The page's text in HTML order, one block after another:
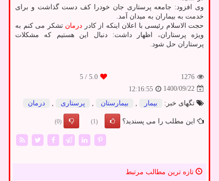
وی افزود: جامعه پرستاری جان خودرا کف دست گذاشت و برای
خدمت به بیماران به میدان آمد.
حجت الاسلام رئیسی با اعلان اینکه از کادر درمان تشکر می کنم به
ویژه پرستاران، اظهار داشت: دنبال این هستیم که مشکلات
پرستاران حل شود.
1276
5.0
/ 5
1400/09/22
12:16:55
تگهای خبر:
بیمار , بیمارستان , پرستاری , درمان
این مطلب را می پسندید؟ (1)
(0)
تازه ترین مطالب مرتبط